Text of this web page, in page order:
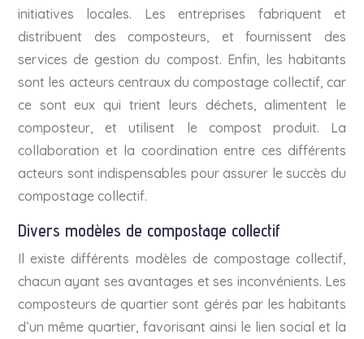
initiatives locales. Les entreprises fabriquent et
distribuent des composteurs, et fournissent des
services de gestion du compost. Enfin, les habitants
sont les acteurs centraux du compostage collectif, car
ce sont eux qui trient leurs déchets, alimentent le
composteur, et utilisent le compost produit. La
collaboration et la coordination entre ces différents
acteurs sont indispensables pour assurer le succès du
compostage collectif.
Divers modèles de compostage collectif
Il existe différents modèles de compostage collectif,
chacun ayant ses avantages et ses inconvénients. Les
composteurs de quartier sont gérés par les habitants
d’un même quartier, favorisant ainsi le lien social et la